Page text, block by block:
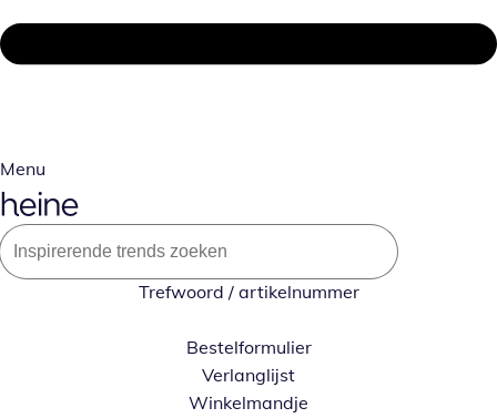
Menu
Trefwoord / artikelnummer
Bestelformulier
Verlanglijst
Winkelmandje